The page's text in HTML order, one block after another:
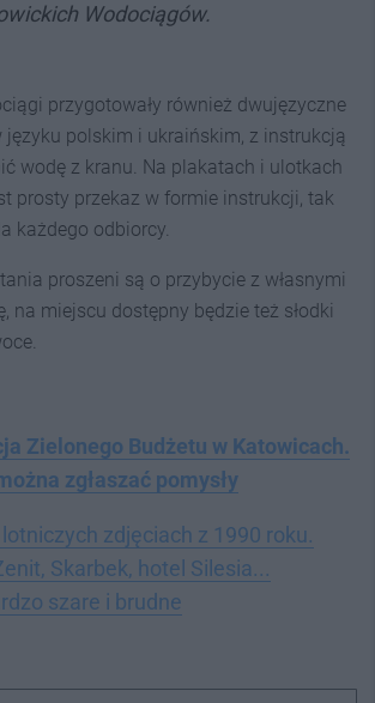
Wodociągów.
przygotowały również dwujęzyczne
języku polskim i ukraińskim, z instrukcją
wodę z kranu. Na plakatach i ulotkach
prosty przekaz w formie instrukcji, tak
każdego odbiorcy.
proszeni są o przybycie z własnymi
na miejscu dostępny będzie też słodki
Zielonego Budżetu w Katowicach.
zgłaszać pomysły
zdjęciach z 1990 roku.
Skarbek, hotel Silesia...
szare i brudne